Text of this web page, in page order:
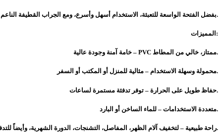
بفضل الفتحة الواسعة للتعبئة، الاستخدام أسهل وأسرع، ومع الجراب القطيفة الناعم بتحصل على لمسة دافئة وراحة مضاعفة.
المميزات:
خامة آمنة وجودة عالية – PVC ممتاز، خالي من المطاط.
محمولة وسهلة الاستخدام – مثالية للمنزل أو المكتب أو السفر.
حفاظ طويل على الحرارة – توفر تدفئة مستمرة لساعات.
متعددة الاستخدامات – للماء الساخن أو البارد.
راحة طبيعية – لتخفيف آلام الظهر، المفاصل، التشنجات، الدورة الشهرية، وأيضاً للتدفئة في ليالي الشتاء.